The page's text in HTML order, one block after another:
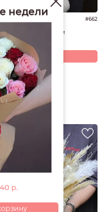
#662
Мишка 70 см
Купить
и игрушки
недели
р.